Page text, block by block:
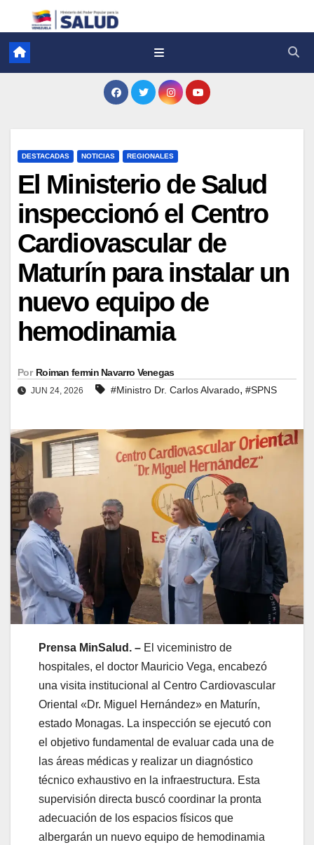
DESTACADAS NOTICIAS REGIONALES
El Ministerio de Salud
inspeccionó el Centro
Cardiovascular de
Maturín para instalar un
nuevo equipo de
hemodinamia
Por Roiman fermin Navarro Venegas
JUN 24, 2026 #Ministro Dr. Carlos Alvarado, #SPNS
Prensa MinSalud. – El viceministro de
hospitales, el doctor Mauricio Vega, encabezó
una visita institucional al Centro Cardiovascular
Oriental «Dr. Miguel Hernández» en Maturín,
estado Monagas. La inspección se ejecutó con
el objetivo fundamental de evaluar cada una de
las áreas médicas y realizar un diagnóstico
técnico exhaustivo en la infraestructura. Esta
supervisión directa buscó coordinar la pronta
adecuación de los espacios físicos que
albergarán un nuevo equipo de hemodinamia